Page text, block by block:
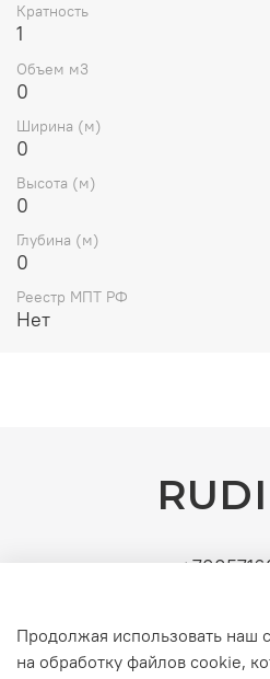
Кратность
1
Объем м3
0
Ширина (м)
0
Высота (м)
0
Глубина (м)
0
Реестр МПТ РФ
Нет
УСН (без НДС).
серверного и
Продолжая использовать наш
на обработку файлов cookie,